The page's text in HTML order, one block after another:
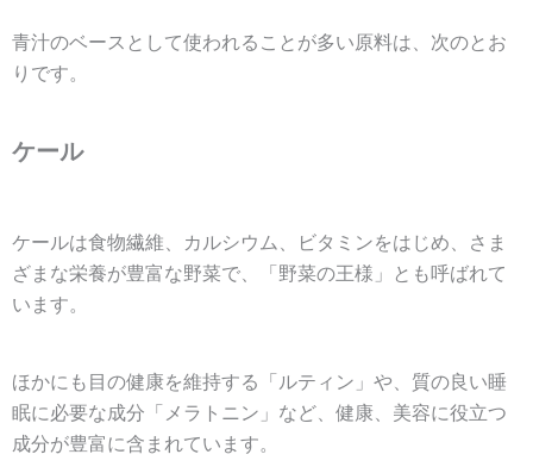
青汁のベースとして使われることが多い原料は、次のとお
りです。
ケール
ケールは食物繊維、カルシウム、ビタミンをはじめ、さま
ざまな栄養が豊富な野菜で、「野菜の王様」とも呼ばれて
います。
ほかにも目の健康を維持する「ルティン」や、質の良い睡
眠に必要な成分「メラトニン」など、健康、美容に役立つ
成分が豊富に含まれています。